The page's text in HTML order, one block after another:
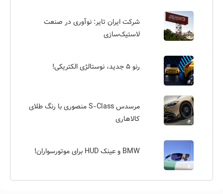
شرکت ایران تایر: نوآوری در صنعت
لاستیک‌سازی
رنو ۵ جدید، نوستالژی الکتریکی!
مرسدس S-Class منصوری با رنگ طلای
کالاهاری
BMW و عینک HUD برای موتورسواران!